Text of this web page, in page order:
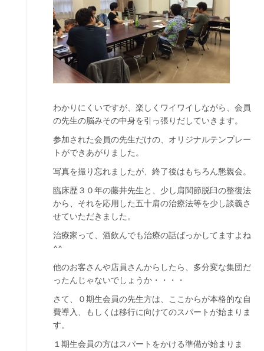
わかりにくいですが、楽しくワイワイしながら、会員
の先生の脳みその中身を引っ張りだしていきます。
参加された会員の先生だけの、オリジナルテンプレー
トができあがりました。
写真を撮り忘れましたが、終了後はもちろん懇親会。
臨床歴３０年の藤井先生と、少し肩関節脱臼の整復法
から、それを応用した五十肩の治療法等を少し談義さ
せていただきました。
治療家って、酒飲んでも治療の話ばっかしてますよね
^^
他のお客さんや店員さんからしたら、多分変な集団だ
ったんじゃないでしょうか・・・・
さて、０期生会員の先生方は、ここからが本格的な自
費導入、もしくは移行に向けてのスパートが始まりま
す。
１期生会員の方はスパートをかける準備が始まりま